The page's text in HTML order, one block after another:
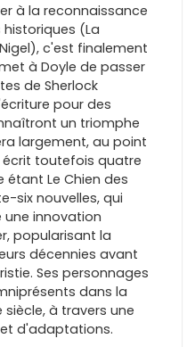
à la reconnaissance
(La
c'est finalement
à Doyle de passer
de Sherlock
pour des
un triomphe
largement, au point
écrit toutefois quatre
Le Chien des
six nouvelles, qui
innovation
popularisant la
décennies avant
Ses personnages
dans la
siècle, à travers une
d'adaptations.